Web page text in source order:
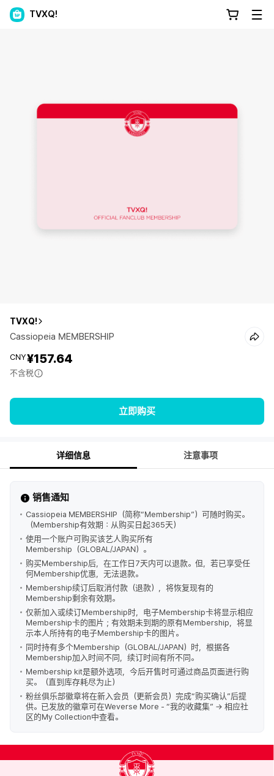
TVXQ!
TVXQ!
Cassiopeia MEMBERSHIP
CNY¥157.64
不含税
立即购买
详细信息 注意事项
销售通知
Cassiopeia MEMBERSHIP（简称“Membership”）可随时购买。
（Membership有效期：从购买日起365天）
使用一个账户可购买该艺人购买所有
Membership（GLOBAL/JAPAN）。
购买Membership后，在工作日7天内可以退款。但，若已享受任
何Membership优惠，无法退款。
Membership续订后取消付款（退款），将恢复现有的
Membership剩余有效期。
仅新加入或续订Membership时，电子Membership卡将显示相应
Membership卡的图片；有效期未到期的原有Membership，将显
示本人所持有的电子Membership卡的图片。
同时持有多个Membership（GLOBAL/JAPAN）时，根据各
Membership加入时间不同，续订时间有所不同。
Membership kit是额外选项，今后开售时可通过商品页面进行购
买。（直到库存耗尽为止）
粉丝俱乐部徽章将在新入会员（更新会员）完成“购买确认”后提
供。已发放的徽章可在Weverse More - “我的收藏集” → 相应社
区的My Collection中查看。